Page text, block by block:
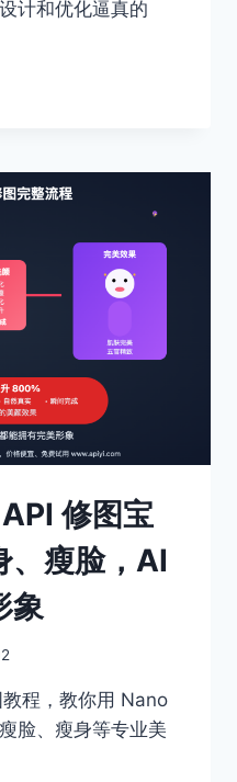
计和优化逼真的
修图宝
、瘦脸，AI
象
程，教你用 Nano
脸、瘦身等专业美